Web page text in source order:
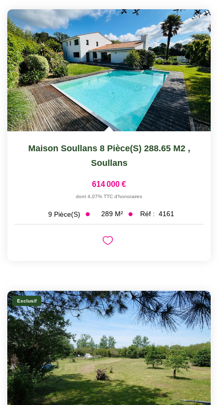
Maison Soullans 8 Pièce(s) 288.65 M2 ,
Soullans
614 000 €
dont 4,07% TTC d'honoraires
9 Pièce(s) 289 M² Réf : 4161
Exclusif